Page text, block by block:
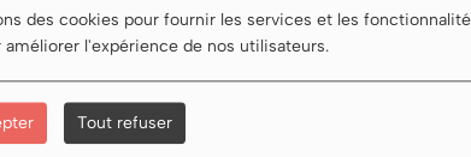
des cookies pour fournir les services et les
l'expérience de nos utilisateurs.
Tout refuser